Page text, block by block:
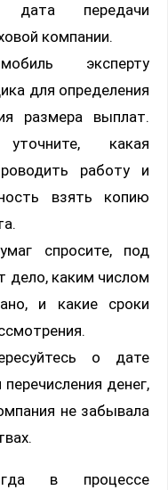
дата передачи
компании.
эксперту
для определения
размера выплат.
уточните, какая
работу и
взять копию
спросите, под
дело, каким числом
и какие сроки
о дате
денег,
не забывала
в процессе